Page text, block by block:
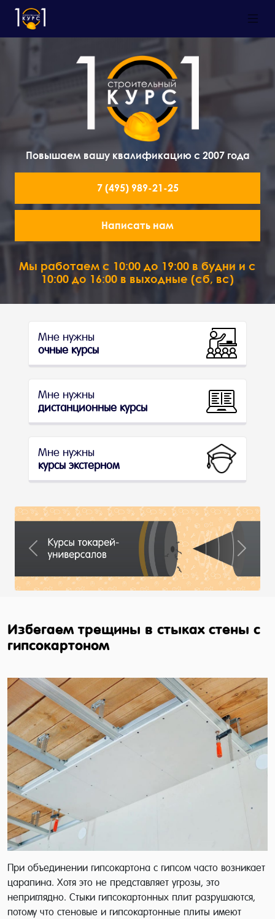
Повышаем вашу квалификацию с 2007 года
7 (495) 989-21-25
Написать нам
Мы работаем с 10:00 до 19:00 в будни и с
10:00 до 16:00 в выходные (сб, вс)
Мне нужны
очные курсы
Мне нужны
дистанционные курсы
Мне нужны
курсы экстерном
Previous Next
Избегаем трещины в стыках стены с
гипсокартоном
При объединении гипсокартона с гипсом часто возникает
царапина. Хотя это не представляет угрозы, это
неприглядно. Стыки гипсокартонных плит разрушаются,
потому что стеновые и гипсокартонные плиты имеют